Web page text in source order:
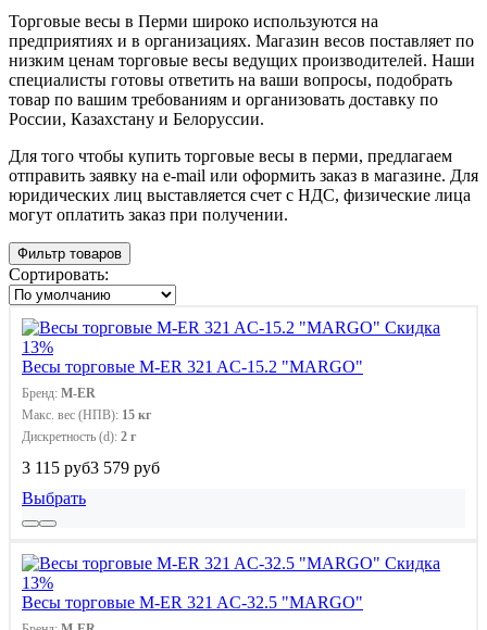
Торговые весы в Перми широко используются на
предприятиях и в организациях. Магазин весов поставляет по
низким ценам торговые весы ведущих производителей. Наши
специалисты готовы ответить на ваши вопросы, подобрать
товар по вашим требованиям и организовать доставку по
России, Казахстану и Белоруссии.
Для того чтобы купить торговые весы в перми, предлагаем
отправить заявку на e-mail или оформить заказ в магазине. Для
юридических лиц выставляется счет с НДС, физические лица
могут оплатить заказ при получении.
Фильтр товаров
Сортировать:
Скидка
13%
Весы торговые M-ER 321 AC-15.2 "MARGO"
Бренд: M-ER
Макс. вес (НПВ): 15 кг
Дискретность (d): 2 г
3 115 руб3 579 руб
Выбрать
Скидка
13%
Весы торговые M-ER 321 AC-32.5 "MARGO"